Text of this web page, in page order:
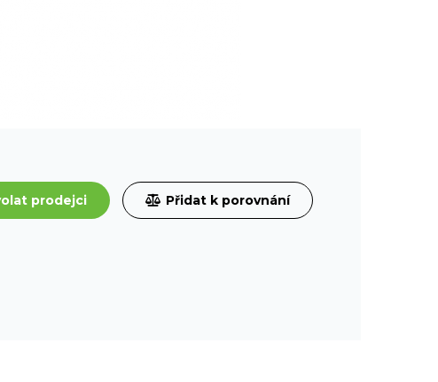
prodejci Přidat k porovnání